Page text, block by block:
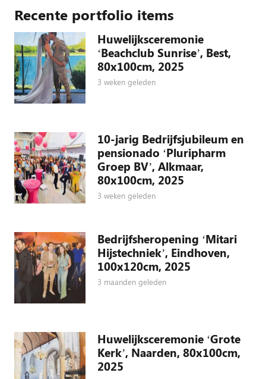
Recente portfolio items
Huwelijksceremonie
‘Beachclub Sunrise’, Best,
80x100cm, 2025
3 weken geleden
10-jarig Bedrijfsjubileum en
pensionado ‘Pluripharm
Groep BV’, Alkmaar,
80x100cm, 2025
3 weken geleden
Bedrijfsheropening ‘Mitari
Hijstechniek’, Eindhoven,
100x120cm, 2025
3 maanden geleden
Huwelijksceremonie ‘Grote
Kerk’, Naarden, 80x100cm,
2025